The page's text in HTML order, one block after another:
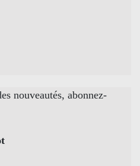
nouveautés, abonnez-